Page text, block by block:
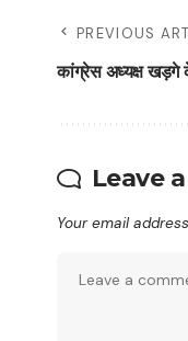
PREVIOUS
कांग्रेस अध्यक्ष खड़गे
Leave
Your email